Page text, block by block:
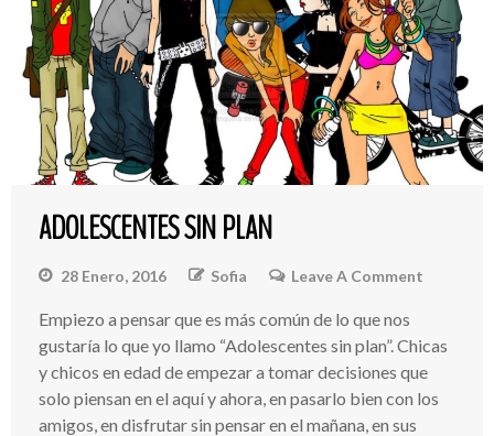
ADOLESCENTES SIN PLAN
28 Enero, 2016 Sofia Leave A Comment
Plan
Empiezo a pensar que es más común de lo que nos
gustaría lo que yo llamo “Adolescentes sin plan”. Chicas
y chicos en edad de empezar a tomar decisiones que
solo piensan en el aquí y ahora, en pasarlo bien con los
amigos, en disfrutar sin pensar en el mañana, en sus